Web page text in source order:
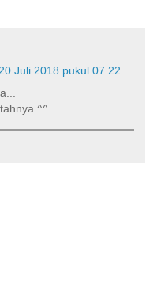
20 Juli 2018 pukul 07.22
^^